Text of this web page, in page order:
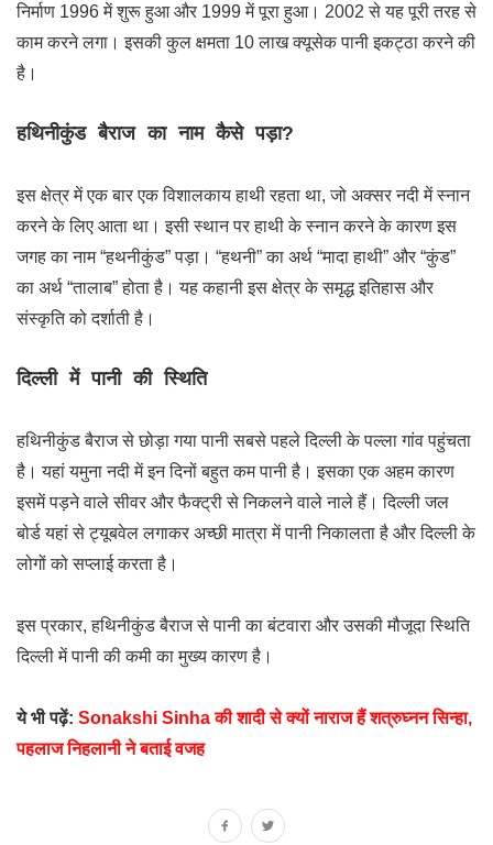
निर्माण 1996 में शुरू हुआ और 1999 में पूरा हुआ। 2002 से यह पूरी तरह से
काम करने लगा। इसकी कुल क्षमता 10 लाख क्यूसेक पानी इकट्ठा करने की
है।
हथिनीकुंड बैराज का नाम कैसे पड़ा?
इस क्षेत्र में एक बार एक विशालकाय हाथी रहता था, जो अक्सर नदी में स्नान
करने के लिए आता था। इसी स्थान पर हाथी के स्नान करने के कारण इस
जगह का नाम “हथनीकुंड” पड़ा। “हथनी” का अर्थ “मादा हाथी” और “कुंड”
का अर्थ “तालाब” होता है। यह कहानी इस क्षेत्र के समृद्ध इतिहास और
संस्कृति को दर्शाती है।
दिल्ली में पानी की स्थिति
हथिनीकुंड बैराज से छोड़ा गया पानी सबसे पहले दिल्ली के पल्ला गांव पहुंचता
है। यहां यमुना नदी में इन दिनों बहुत कम पानी है। इसका एक अहम कारण
इसमें पड़ने वाले सीवर और फैक्ट्री से निकलने वाले नाले हैं। दिल्ली जल
बोर्ड यहां से ट्यूबवेल लगाकर अच्छी मात्रा में पानी निकालता है और दिल्ली के
लोगों को सप्लाई करता है।
इस प्रकार, हथिनीकुंड बैराज से पानी का बंटवारा और उसकी मौजूदा स्थिति
दिल्ली में पानी की कमी का मुख्य कारण है।
ये भी पढ़ें: Sonakshi Sinha की शादी से क्यों नाराज हैं शत्रुघ्नन सिन्हा,
पहलाज निहलानी ने बताई वजह